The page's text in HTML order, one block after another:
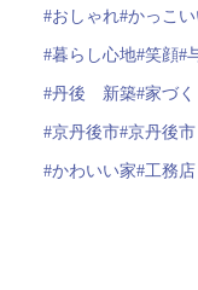
#おしゃれ#かっこ
#暮らし心地#笑顔#
#丹後 新築#家づく
#京丹後市#京丹後
#かわいい家#工務店